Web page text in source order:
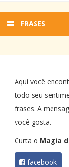
FRASES
Aqui você
todo seu
frases. A
você gosta.
Curta o Magia
facebook